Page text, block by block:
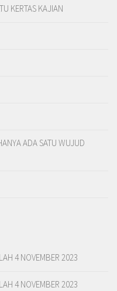
KERTAS KAJIAN
ADA SATU WUJUD
4 NOVEMBER 2023
4 NOVEMBER 2023